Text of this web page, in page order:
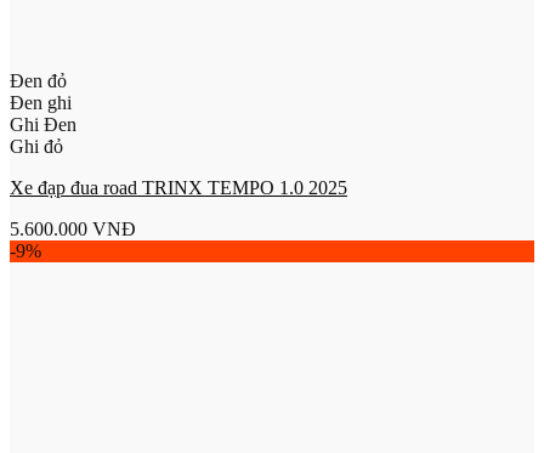
Đen đỏ
Đen ghi
Ghi Đen
Ghi đỏ
Xe đạp đua road TRINX TEMPO 1.0 2025
5.600.000 VNĐ
-9%